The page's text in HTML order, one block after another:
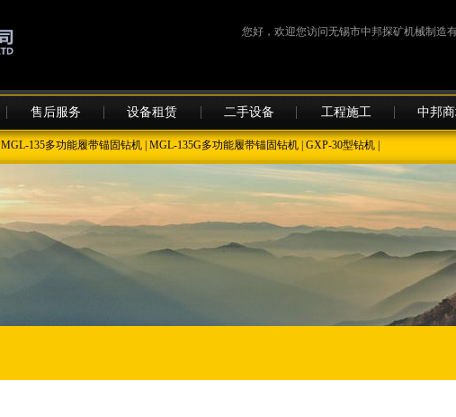
您好，欢迎您访问无锡市中邦探矿机械制造
售后服务 设备租赁 二手设备 工程施工 中邦
MGL-135多功能履带锚固钻机 MGL-135G多功能履带锚固钻机 GXP-30型钻机